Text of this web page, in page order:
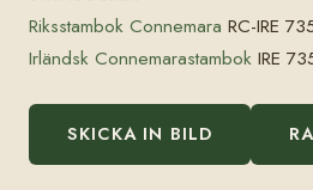
Riksstambok Connemara RC-IRE
Irländsk Connemarastambok IRE
SKICKA IN BILD